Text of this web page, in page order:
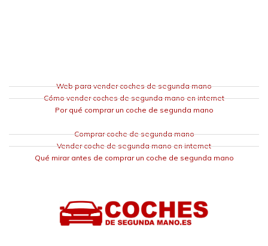
Web para vender coches de segunda mano
Cómo vender coches de segunda mano en internet
Por qué comprar un coche de segunda mano
Comprar coche de segunda mano
Vender coche de segunda mano en internet
Qué mirar antes de comprar un coche de segunda mano